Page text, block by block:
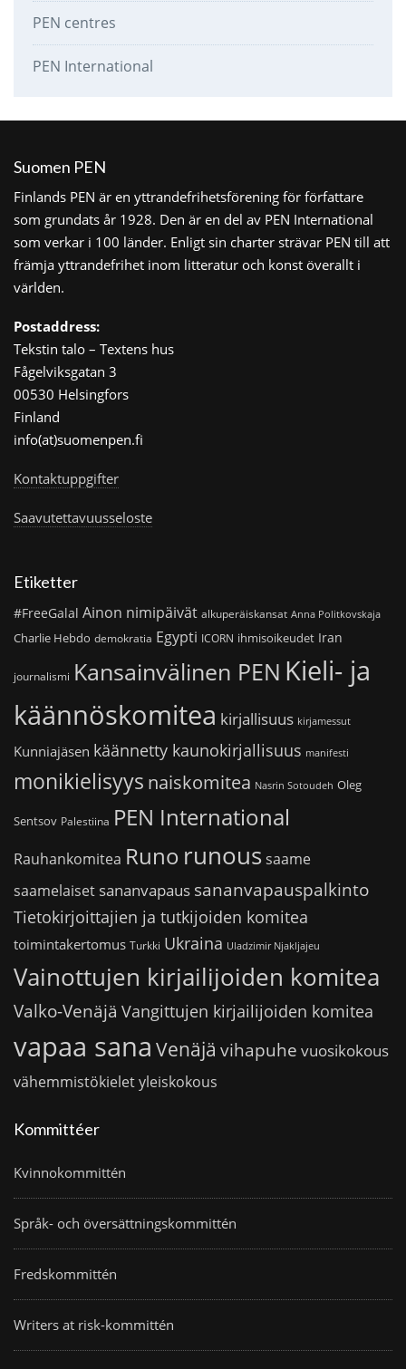
PEN centres
PEN International
Suomen PEN
Finlands PEN är en yttrandefrihetsförening för författare
som grundats år 1928. Den är en del av PEN International
som verkar i 100 länder. Enligt sin charter strävar PEN till att
främja yttrandefrihet inom litteratur och konst överallt i
världen.
Postaddress:
Tekstin talo – Textens hus
Fågelviksgatan 3
00530 Helsingfors
Finland
info(at)suomenpen.fi
Kontaktuppgifter
Saavutettavuusseloste
Etiketter
#FreeGalal Ainon nimipäivät alkuperäiskansat Anna Politkovskaja
Charlie Hebdo demokratia Egypti ICORN ihmisoikeudet Iran
journalismi Kansainvälinen PEN Kieli- ja
käännöskomitea kirjallisuus kirjamessut
Kunniajäsen käännetty kaunokirjallisuus manifesti
monikielisyys naiskomitea Nasrin Sotoudeh Oleg
Sentsov Palestiina PEN International
Rauhankomitea Runo runoussaame
saamelaiset sananvapaus sananvapauspalkinto
Tietokirjoittajien ja tutkijoiden komitea
toimintakertomus Turkki Ukraina Uladzimir Njakljajeu
Vainottujen kirjailijoiden komitea
Valko-Venäjä Vangittujen kirjailijoiden komitea
vapaa sana Venäjä vihapuhe vuosikokous
vähemmistökieletyleiskokous
Kommittéer
Kvinnokommittén
Språk- och översättningskommittén
Fredskommittén
Writers at risk-kommittén